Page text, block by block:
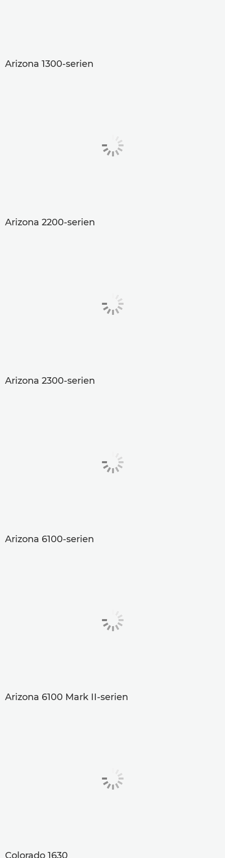
Arizona 1300-serien
Arizona 2200-serien
Arizona 2300-serien
Arizona 6100-serien
Arizona 6100 Mark II-serien
Colorado 1630